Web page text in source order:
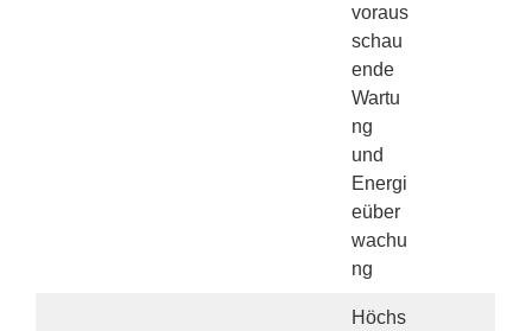
voraus
schau
ende
Wartu
ng
und
Energi
eüber
wachu
ng
Höchs